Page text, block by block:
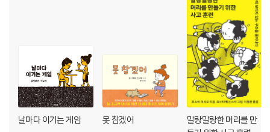
날마다 이기는 게임 못 참겠어
말랑말랑한 머리를 만